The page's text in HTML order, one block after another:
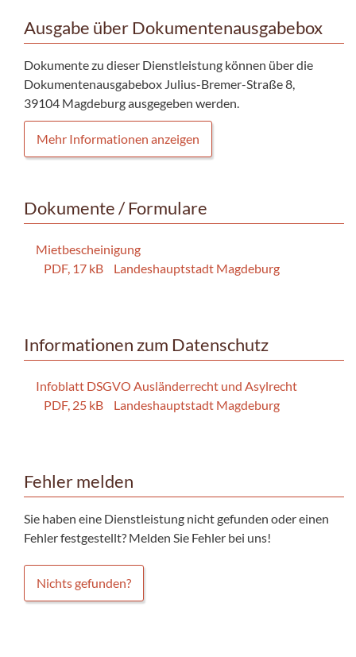
Ausgabe über Dokumentenausgabebox
Dokumente zu dieser Dienstleistung können über die
Dokumentenausgabebox Julius-Bremer-Straße 8,
39104 Magdeburg ausgegeben werden.
Mehr Informationen anzeigen
Dokumente / Formulare
Mietbescheinigung
PDF, 17 kB
Landeshauptstadt Magdeburg
Informationen zum Datenschutz
Infoblatt DSGVO Ausländerrecht und Asylrecht
PDF, 25 kB
Landeshauptstadt Magdeburg
Fehler melden
Sie haben eine Dienstleistung nicht gefunden oder einen
Fehler festgestellt? Melden Sie Fehler bei uns!
Nichts gefunden?